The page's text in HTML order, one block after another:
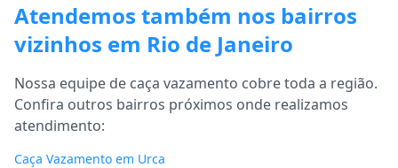
Atendemos também nos bairros
vizinhos em Rio de Janeiro
Nossa equipe de caça vazamento cobre toda a região.
Confira outros bairros próximos onde realizamos
atendimento:
Caça Vazamento em Urca